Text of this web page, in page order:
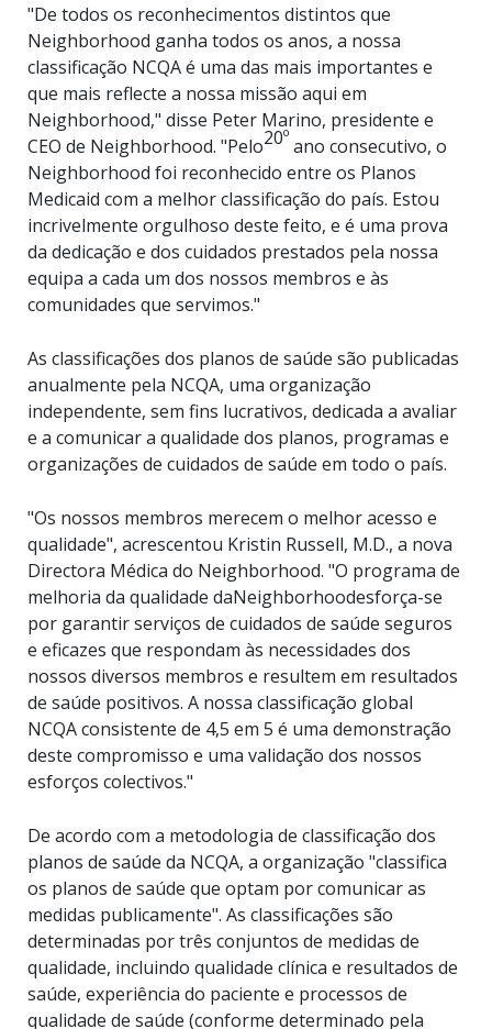
"De todos os reconhecimentos distintos que
Neighborhood ganha todos os anos, a nossa
classificação NCQA é uma das mais importantes e
que mais reflecte a nossa missão aqui em
Neighborhood," disse Peter Marino, presidente e
CEO de Neighborhood. "Pelo20ºano consecutivo, o
Neighborhood foi reconhecido entre os Planos
Medicaid com a melhor classificação do país. Estou
incrivelmente orgulhoso deste feito, e é uma prova
da dedicação e dos cuidados prestados pela nossa
equipa a cada um dos nossos membros e às
comunidades que servimos."
As classificações dos planos de saúde são publicadas
anualmente pela NCQA, uma organização
independente, sem fins lucrativos, dedicada a avaliar
e a comunicar a qualidade dos planos, programas e
organizações de cuidados de saúde em todo o país.
"Os nossos membros merecem o melhor acesso e
qualidade", acrescentou Kristin Russell, M.D., a nova
Directora Médica do Neighborhood. "O programa de
melhoria da qualidade daNeighborhoodesforça-se
por garantir serviços de cuidados de saúde seguros
e eficazes que respondam às necessidades dos
nossos diversos membros e resultem em resultados
de saúde positivos. A nossa classificação global
NCQA consistente de 4,5 em 5 é uma demonstração
deste compromisso e uma validação dos nossos
esforços colectivos."
De acordo com a metodologia de classificação dos
planos de saúde da NCQA, a organização "classifica
os planos de saúde que optam por comunicar as
medidas publicamente". As classificações são
determinadas por três conjuntos de medidas de
qualidade, incluindo qualidade clínica e resultados de
saúde, experiência do paciente e processos de
qualidade de saúde (conforme determinado pela